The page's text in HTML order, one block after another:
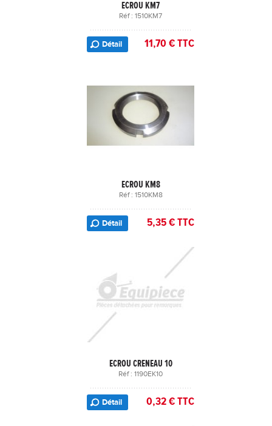
ECROU KM7
Réf : 1510KM7
Détail 11,70 € TTC
ECROU KM8
Réf : 1510KM8
Détail 5,35 € TTC
ECROU CRENEAU 10
Réf : 1190EK10
Détail 0,32 € TTC